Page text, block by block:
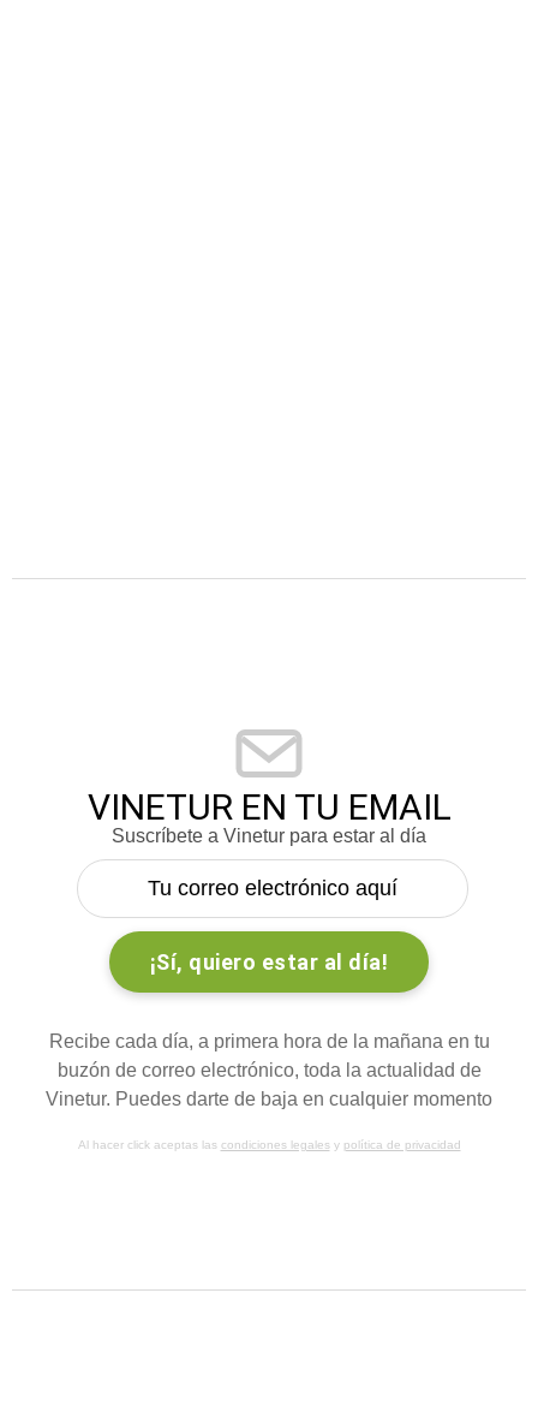
VINETUR EN TU EMAIL
Suscríbete a Vinetur para estar al día
Recibe cada día, a primera hora de la mañana en tu
buzón de correo electrónico, toda la actualidad de
Vinetur. Puedes darte de baja en cualquier momento
Al hacer click aceptas las condiciones legalesy política de privacidad